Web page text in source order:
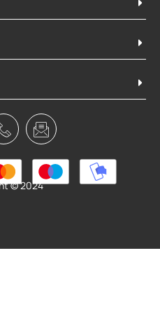
til dob taske
kr.
© 2024